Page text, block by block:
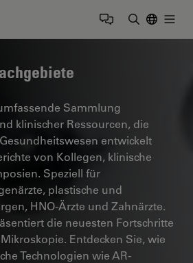
Sammlung
klinischer Ressourcen, die
entwickelt
von Kollegen, klinische
Speziell für
plastische und
HNO-Ärzte und Zahnärzte.
die neuesten Fortschritte
Entdecken Sie, wie
Technologien wie AR-